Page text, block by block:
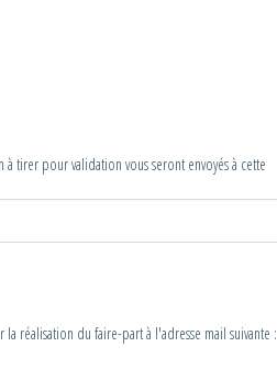
tirer pour validation vous seront envoyés à cette
réalisation du faire-part à l'adresse mail suivante :